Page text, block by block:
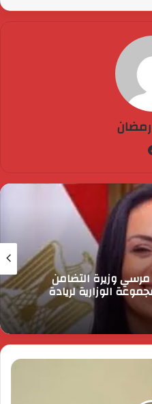
مرسي وزيرة التضامن
الوزارية لريادة